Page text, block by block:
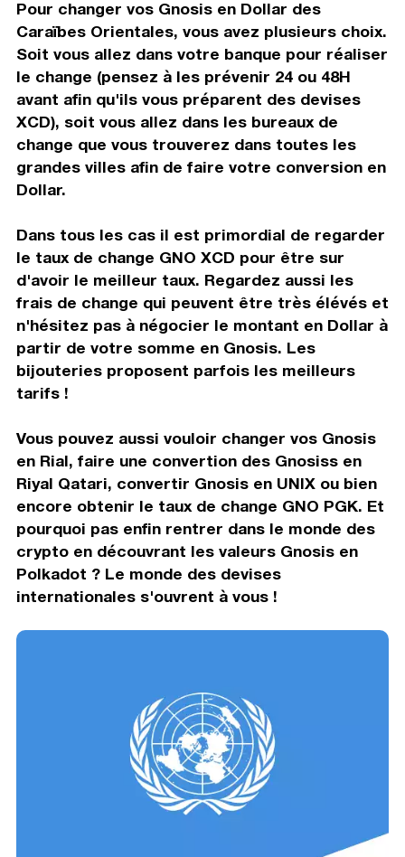
Pour changer vos Gnosis en Dollar des
Caraïbes Orientales, vous avez plusieurs choix.
Soit vous allez dans votre banque pour réaliser
le change (pensez à les prévenir 24 ou 48H
avant afin qu'ils vous préparent des devises
XCD), soit vous allez dans les bureaux de
change que vous trouverez dans toutes les
grandes villes afin de faire votre conversion en
Dollar.
Dans tous les cas il est primordial de regarder
le taux de change GNO XCD pour être sur
d'avoir le meilleur taux. Regardez aussi les
frais de change qui peuvent être très élévés et
n'hésitez pas à négocier le montant en Dollar à
partir de votre somme en Gnosis. Les
bijouteries proposent parfois les meilleurs
tarifs !
Vous pouvez aussi vouloir changer vos Gnosis
en Rial, faire une convertion des Gnosiss en
Riyal Qatari, convertir Gnosis en UNIX ou bien
encore obtenir le taux de change GNO PGK. Et
pourquoi pas enfin rentrer dans le monde des
crypto en découvrant les valeurs Gnosis en
Polkadot ? Le monde des devises
internationales s'ouvrent à vous !